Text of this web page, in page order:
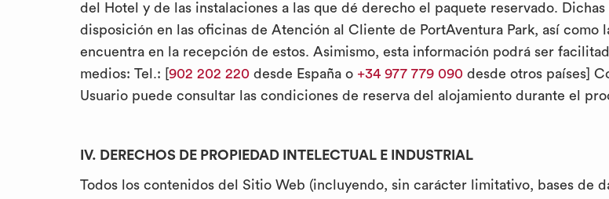
del Hotel y de las instalaciones a las que dé derecho el paquete reservado.
disposición en las oficinas de Atención al Cliente de PortAventura Park, así como
encuentra en la recepción de estos. Asimismo, esta información podrá ser
medios: Tel.: [902 202 220 desde España o +34 977 779 090 desde otros países]
Usuario puede consultar las condiciones de reserva del alojamiento durante el
IV. DERECHOS DE PROPIEDAD INTELECTUAL E INDUSTRIAL
Todos los contenidos del Sitio Web (incluyendo, sin carácter limitativo, bases de